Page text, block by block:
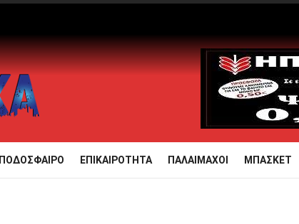
ΠΟΔΟΣΦΑΙΡΟ ΕΠΙΚΑΙΡΟΤΗΤΑ ΠΑΛΑΙΜΑΧΟΙ ΜΠΑΣΚΕΤ